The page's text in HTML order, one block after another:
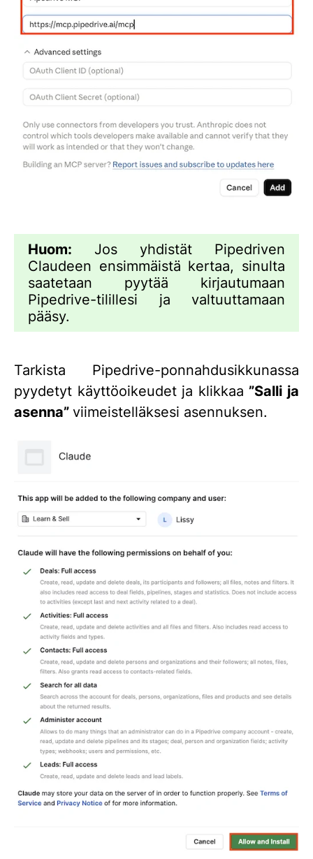
Huom: Jos yhdistät Pipedriven
Claudeen ensimmäistä kertaa, sinulta
saatetaan pyytää kirjautumaan
Pipedrive-tilillesi ja valtuuttamaan
pääsy.
Tarkista Pipedrive-ponnahdusikkunassa
pyydetyt käyttöoikeudet ja klikkaa”Salli ja
asenna” viimeistelläksesi asennuksen.